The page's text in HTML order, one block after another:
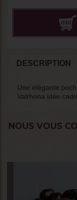
DESCRIPTION
Une élégante
Valrhona idée
NOUS VOUS